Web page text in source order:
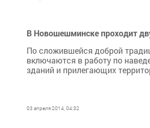
В Новошешминске проходит
По сложившейся доброй
включаются в работу по
зданий и прилегающих
03 апреля 2014, 04:32